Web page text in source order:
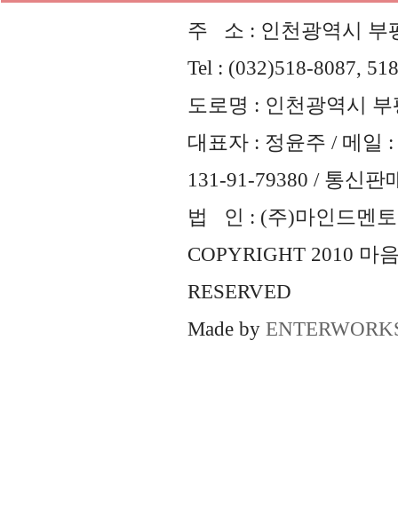
주 소 : 인천광역시 부
Tel : (032)518-8087,
도로명 : 인천광역시
대표자 : 정윤주 / 메일 :
131-91-79380 / 통신판
법 인 : (주)마인드멘토
COPYRIGHT 2010 마
RESERVED
Made by